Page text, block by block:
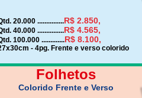
20.000 ...............R$ 2.850,
40.000 ...............R$ 4.565,
100.000 .............R$ 8.100,
- 4pg. Frente e verso colorido
Folhetos
Colorido Frente e Verso